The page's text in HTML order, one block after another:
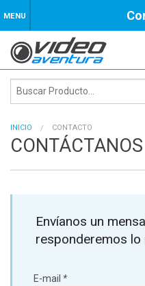
MENU
INICIO CONTACTO
CONTÁCTANOS
Envíanos un
responderemos
E-mail *